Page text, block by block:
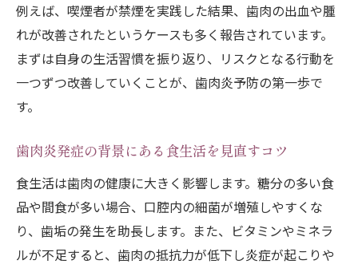
例えば、喫煙者が禁煙を実践した結果、歯肉の出血や腫
れが改善されたというケースも多く報告されています。
まずは自身の生活習慣を振り返り、リスクとなる行動を
一つずつ改善していくことが、歯肉炎予防の第一歩で
す。
歯肉炎発症の背景にある食生活を見直すコツ
食生活は歯肉の健康に大きく影響します。糖分の多い食
品や間食が多い場合、口腔内の細菌が増殖しやすくな
り、歯垢の発生を助長します。また、ビタミンやミネラ
ルが不足すると、歯肉の抵抗力が低下し炎症が起こりや